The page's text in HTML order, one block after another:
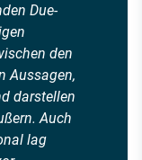
Due-
den
Aussagen,
darstellen
Auch
lag